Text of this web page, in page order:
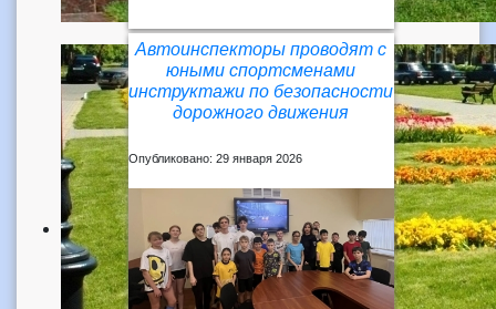
Автоинспекторы проводят с
юными спортсменами
инструктажи по безопасности
дорожного движения
Опубликовано: 29 января 2026